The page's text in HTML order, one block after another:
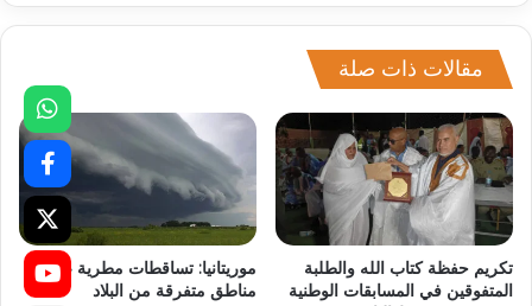
مقالات ذات صلة
تكريم حفظة كتاب الله والطلبة
المتفوقين في المسابقات الوطنية
موريتانيا: تساقطات مطرية على
مناطق متفرقة من البلاد